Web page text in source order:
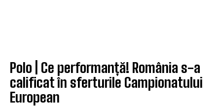
Polo | Ce performanță! România s-a
calificat în sferturile Campionatului
European